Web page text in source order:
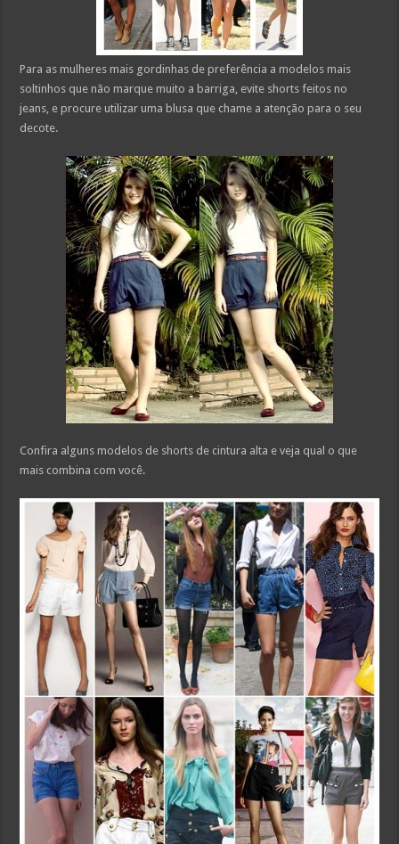
Para as mulheres mais gordinhas de preferência a modelos mais
soltinhos que não marque muito a barriga, evite shorts feitos no
jeans, e procure utilizar uma blusa que chame a atenção para o seu
decote.
Confira alguns modelos de shorts de cintura alta e veja qual o que
mais combina com você.